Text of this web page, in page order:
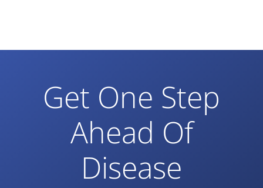
Get One Step
Ahead Of
Disease